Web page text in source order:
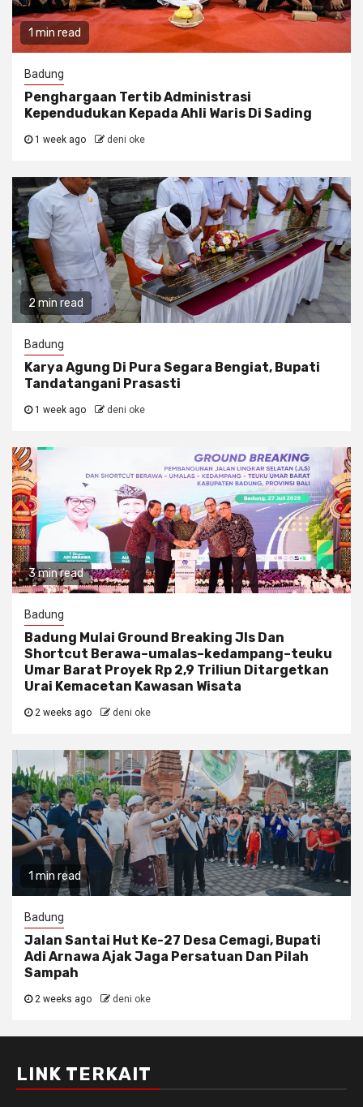
1 min read
Badung
Penghargaan Tertib Administrasi
Kependudukan Kepada Ahli Waris Di Sading
1 week ago deni oke
2 min read
Badung
Karya Agung Di Pura Segara Bengiat, Bupati
Tandatangani Prasasti
1 week ago deni oke
3 min read
Badung
Badung Mulai Ground Breaking Jls Dan
Shortcut Berawa–umalas–kedampang–teuku
Umar Barat Proyek Rp 2,9 Triliun Ditargetkan
Urai Kemacetan Kawasan Wisata
2 weeks ago deni oke
1 min read
Badung
Jalan Santai Hut Ke-27 Desa Cemagi, Bupati
Adi Arnawa Ajak Jaga Persatuan Dan Pilah
Sampah
2 weeks ago deni oke
LINK TERKAIT